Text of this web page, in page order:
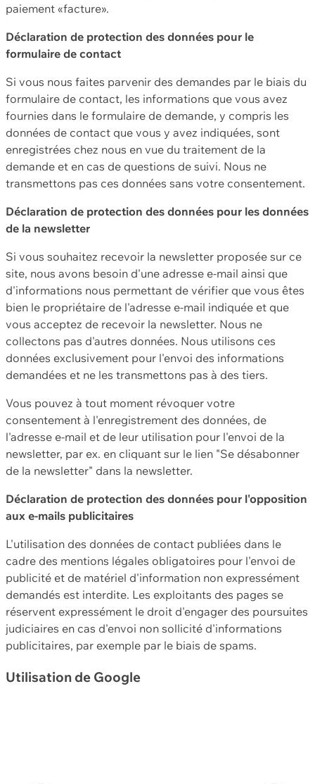
paiement «facture».
Déclaration de protection des données pour le
formulaire de contact
Si vous nous faites parvenir des demandes par le biais du
formulaire de contact, les informations que vous avez
fournies dans le formulaire de demande, y compris les
données de contact que vous y avez indiquées, sont
enregistrées chez nous en vue du traitement de la
demande et en cas de questions de suivi. Nous ne
transmettons pas ces données sans votre consentement.
Déclaration de protection des données pour les données
de la newsletter
Si vous souhaitez recevoir la newsletter proposée sur ce
site, nous avons besoin d'une adresse e-mail ainsi que
d'informations nous permettant de vérifier que vous êtes
bien le propriétaire de l'adresse e-mail indiquée et que
vous acceptez de recevoir la newsletter. Nous ne
collectons pas d'autres données. Nous utilisons ces
données exclusivement pour l'envoi des informations
demandées et ne les transmettons pas à des tiers.
Vous pouvez à tout moment révoquer votre
consentement à l'enregistrement des données, de
l'adresse e-mail et de leur utilisation pour l'envoi de la
newsletter, par ex. en cliquant sur le lien "Se désabonner
de la newsletter" dans la newsletter.
Déclaration de protection des données pour l'opposition
aux e-mails publicitaires
L'utilisation des données de contact publiées dans le
cadre des mentions légales obligatoires pour l'envoi de
publicité et de matériel d'information non expressément
demandés est interdite. Les exploitants des pages se
réservent expressément le droit d'engager des poursuites
judiciaires en cas d'envoi non sollicité d'informations
publicitaires, par exemple par le biais de spams.
Utilisation de Google